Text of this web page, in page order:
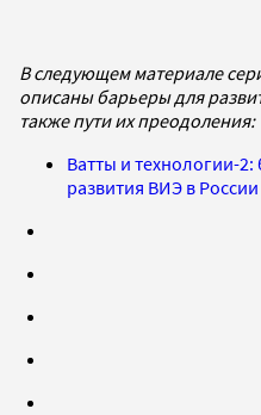
В следующем материале
описаны барьеры для
также пути их преодоления:
Ватты и технологии-
развития ВИЭ в России